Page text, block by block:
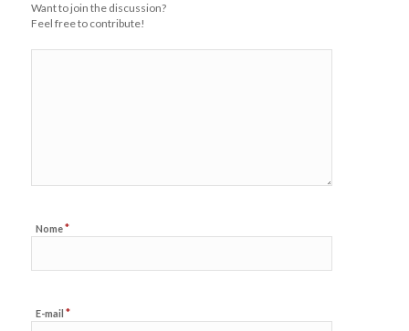
Want to join the discussion?
Feel free to contribute!
Nome*
E-mail *